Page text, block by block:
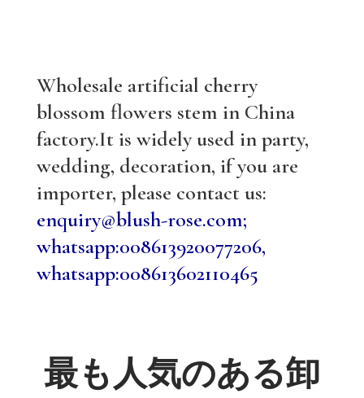
Wholesale artificial cherry
blossom flowers stem in China
factory.It is widely used in party,
wedding, decoration, if you are
importer, please contact us:
enquiry@blush-rose.com;
whatsapp:008613920077206,
whatsapp:008613602110465
最も人気のある卸